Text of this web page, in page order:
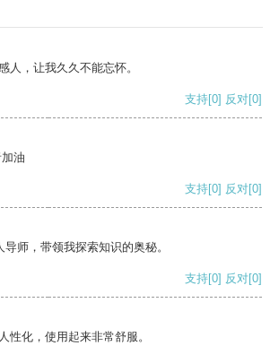
人，让我久久不能忘怀。
支持[0] 反对[0]
油
支持[0] 反对[0]
师，带领我探索知识的奥秘。
支持[0] 反对[0]
性化，使用起来非常舒服。